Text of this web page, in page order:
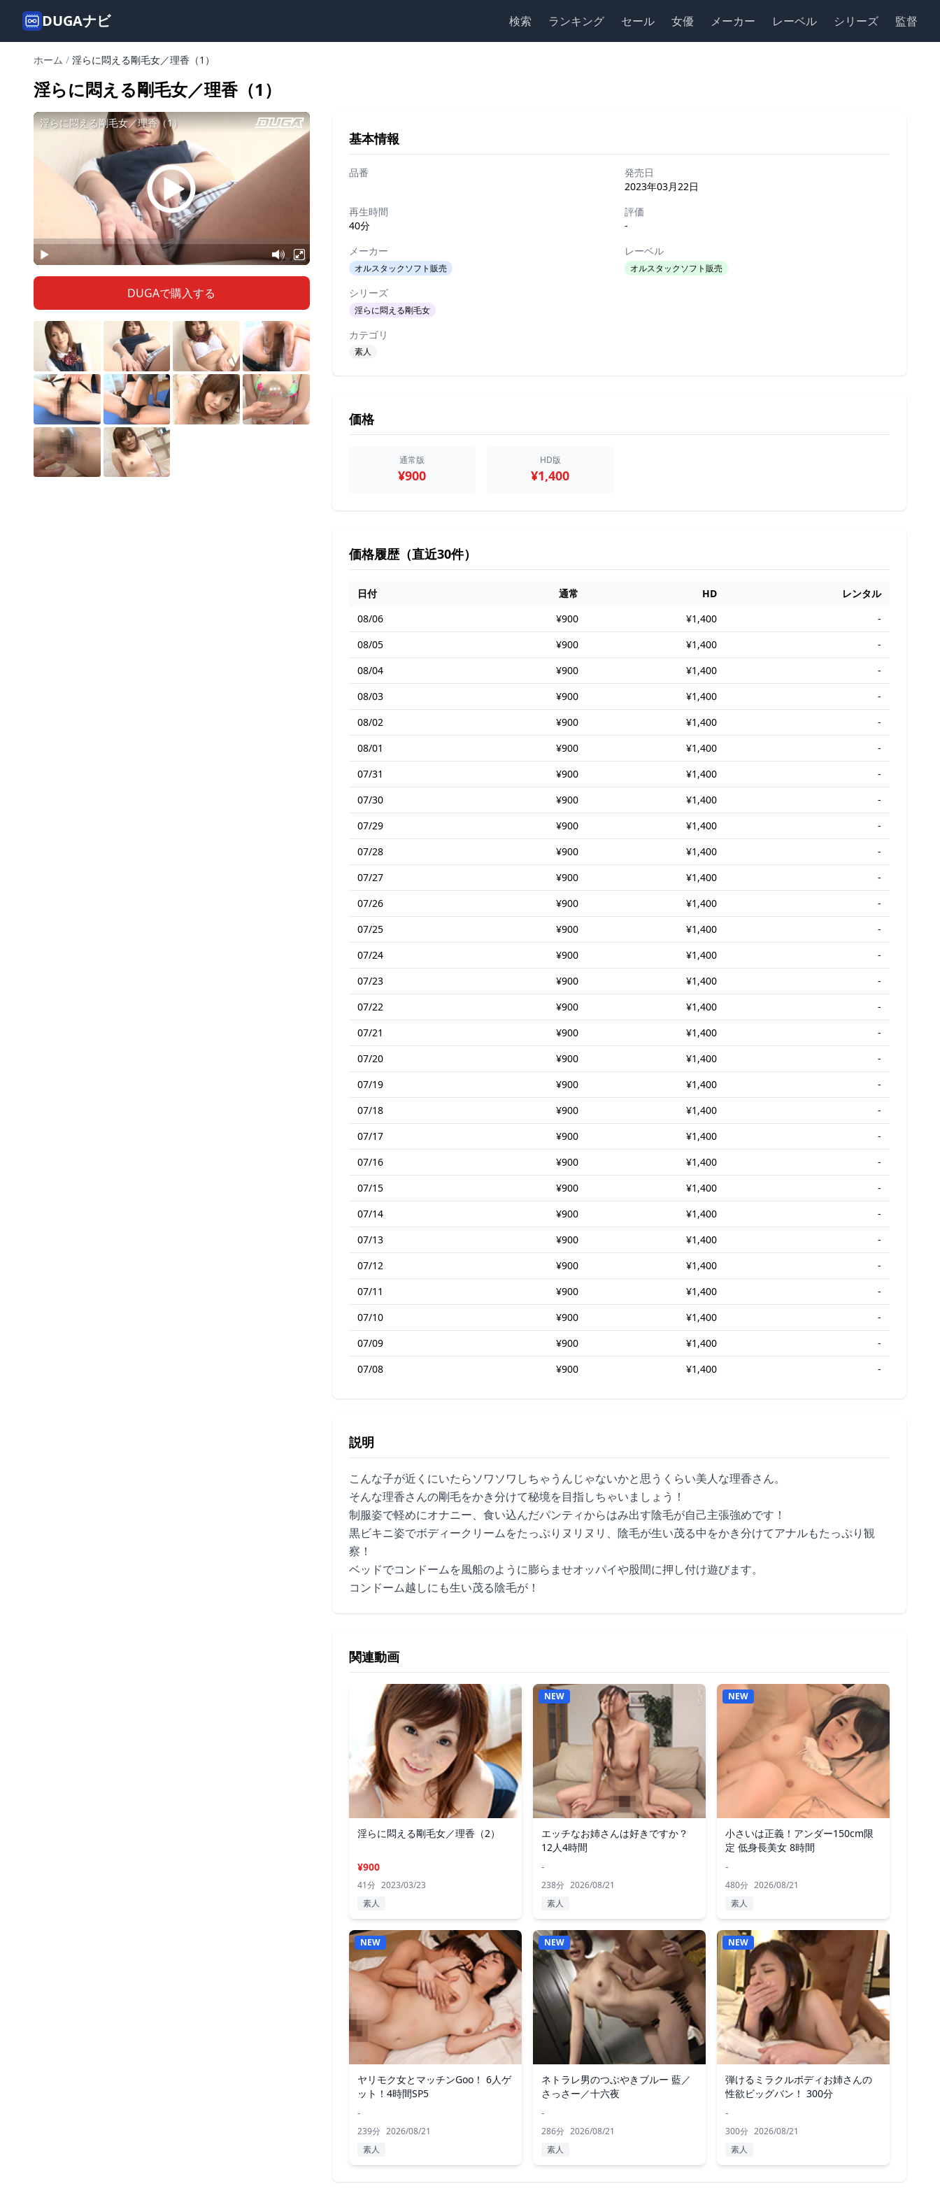
DUGAナビ 検索 ランキング セール 女優 メーカー レーベル シリーズ 監督
ホーム / 淫らに悶える剛毛女／理香（1）
淫らに悶える剛毛女／理香（1）
DUGAで購入する
基本情報
品番
発売日
2023年03月22日
再生時間
40分
評価
-
メーカー
オルスタックソフト販売
レーベル
オルスタックソフト販売
シリーズ
淫らに悶える剛毛女
カテゴリ
素人
価格
通常版
¥900
HD版
¥1,400
価格履歴（直近30件）
日付 通常 HD
レンタル
08/06
¥900 ¥1,400
-
08/05
¥900 ¥1,400
-
08/04
¥900 ¥1,400
-
08/03
¥900 ¥1,400
-
08/02
¥900 ¥1,400
-
08/01
¥900 ¥1,400
-
07/31
¥900 ¥1,400
-
07/30
¥900 ¥1,400
-
07/29
¥900 ¥1,400
-
07/28
¥900 ¥1,400
-
07/27
¥900 ¥1,400
-
07/26
¥900 ¥1,400
-
07/25
¥900 ¥1,400
-
07/24
¥900 ¥1,400
-
07/23
¥900 ¥1,400
-
07/22
¥900 ¥1,400
-
07/21
¥900 ¥1,400
-
07/20
¥900 ¥1,400
-
07/19
¥900 ¥1,400
-
07/18
¥900 ¥1,400
-
07/17
¥900 ¥1,400
-
07/16
¥900 ¥1,400
-
07/15
¥900 ¥1,400
-
07/14
¥900 ¥1,400
-
07/13
¥900 ¥1,400
-
07/12
¥900 ¥1,400
-
07/11
¥900 ¥1,400
-
07/10
¥900 ¥1,400
-
07/09
¥900 ¥1,400
-
07/08
¥900 ¥1,400 -
説明
こんな子が近くにいたらソワソワしちゃうんじゃないかと思うくらい美人な理香さん。
そんな理香さんの剛毛をかき分けて秘境を目指しちゃいましょう！
制服姿で軽めにオナニー、食い込んだパンティからはみ出す陰毛が自己主張強めです！
黒ビキニ姿でボディークリームをたっぷりヌリヌリ、陰毛が生い茂る中をかき分けてアナルもたっぷり観
察！
ベッドでコンドームを風船のように膨らませオッパイや股間に押し付け遊びます。
コンドーム越しにも生い茂る陰毛が！
関連動画
淫らに悶える剛毛女／理香（2）
¥900
41分 2023/03/23
素人
NEW
エッチなお姉さんは好きですか？
12人4時間
-
238分 2026/08/21
素人
NEW
小さいは正義！アンダー150cm限
定 低身長美女 8時間
-
480分 2026/08/21
素人
NEW
ヤリモク女とマッチンGoo！ 6人ゲ
ット！4時間SP5
-
239分 2026/08/21
素人
NEW
ネトラレ男のつぶやきブルー 藍／
さっさー／十六夜
-
286分 2026/08/21
素人
NEW
弾けるミラクルボディお姉さんの
性欲ビッグバン！ 300分
-
300分 2026/08/21
素人